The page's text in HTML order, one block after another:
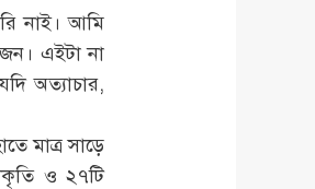
নাই। আমি
এইটা না
অত্যাচার,
মাত্র সাড়ে
ও ২৭টি